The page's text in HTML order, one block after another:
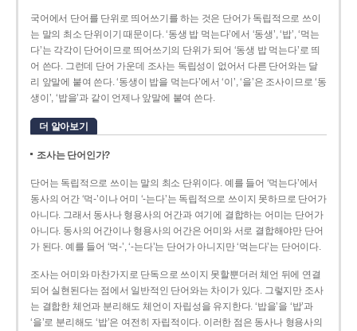
국어에서 단어를 단위로 띄어쓰기를 하는 것은 단어가 독립적으로 쓰이
는 말의 최소 단위이기 때문이다. ‘동생 밥 먹는다’에서 ‘동생’, ‘밥’, ‘먹는
다’는 각각이 단어이므로 띄어쓰기의 단위가 되어 ‘동생 밥 먹는다’로 띄
어 쓴다. 그런데 단어 가운데 조사는 독립성이 없어서 다른 단어와는 달
리 앞말에 붙여 쓴다. ‘동생이 밥을 먹는다’에서 ‘이’, ‘을’은 조사이므로 ‘동
생이’, ‘밥을’과 같이 언제나 앞말에 붙여 쓴다.
더 알아보기
조사는 단어인가?
단어는 독립적으로 쓰이는 말의 최소 단위이다. 예를 들어 ‘먹는다’에서
동사의 어간 ‘먹-­’이나 어미 ‘­-는다’는 독립적으로 쓰이지 못하므로 단어가
아니다. 그래서 동사나 형용사의 어간과 여기에 결합하는 어미는 단어가
아니다. 동사의 어간이나 형용사의 어간은 어미와 서로 결합해야만 단어
가 된다. 예를 들어 ‘먹-’, ‘-는다’는 단어가 아니지만 ‘먹는다’는 단어이다.
조사는 어미와 마찬가지로 단독으로 쓰이지 못할뿐더러 체언 뒤에 연결
되어 실현된다는 점에서 일반적인 단어와는 차이가 있다. 그렇지만 조사
는 결합한 체언과 분리해도 체언이 자립성을 유지한다. ‘밥을’을 ‘밥’과
‘을’로 분리해도 ‘밥’은 여전히 자립적이다. 이러한 점은 동사나 형용사의